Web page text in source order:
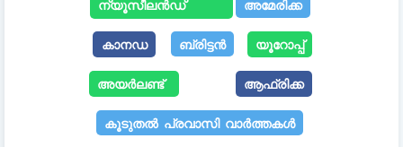
ന്യൂസീലൻഡ് അമേരിക്ക
കാനഡ ബ്രിട്ടൻ യൂറോപ്പ്
അയർലണ്ട് ആഫ്രിക്ക
കൂടുതൽ പ്രവാസി വാർത്തകൾ